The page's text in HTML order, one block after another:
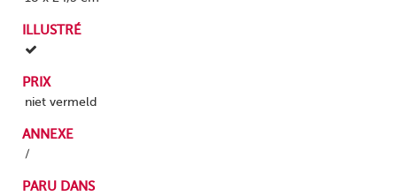
ILLUSTRÉ
PRIX
niet vermeld
ANNEXE
/
PARU DANS